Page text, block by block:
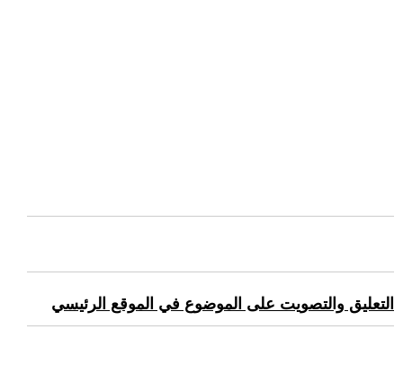
التعليق والتصويت على الموضوع في الموقع الرئيسي